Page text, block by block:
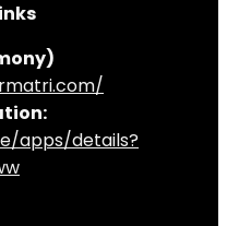
apps/details?